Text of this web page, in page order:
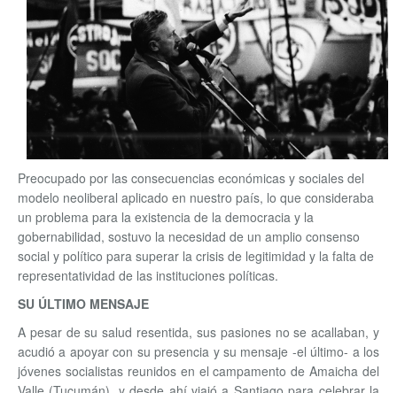
Preocupado por las consecuencias económicas y sociales del
modelo neoliberal aplicado en nuestro país, lo que consideraba
un problema para la existencia de la democracia y la
gobernabilidad, sostuvo la necesidad de un amplio consenso
social y político para superar la crisis de legitimidad y la falta de
representatividad de las instituciones políticas.
SU ÚLTIMO MENSAJE
A pesar de su salud resentida, sus pasiones no se acallaban, y
acudió a apoyar con su presencia y su mensaje -el último- a los
jóvenes socialistas reunidos en el campamento de Amaicha del